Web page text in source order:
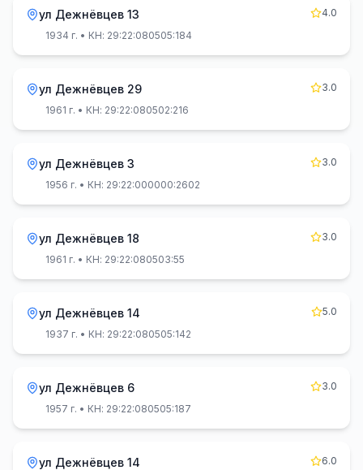
ул Дежнёвцев 13
4.0
1934 г. • КН: 29:22:080505:184
ул Дежнёвцев 29
3.0
1961 г. • КН: 29:22:080502:216
ул Дежнёвцев 3
3.0
1956 г. • КН: 29:22:000000:2602
ул Дежнёвцев 18
3.0
1961 г. • КН: 29:22:080503:55
ул Дежнёвцев 14
5.0
1937 г. • КН: 29:22:080505:142
ул Дежнёвцев 6
3.0
1957 г. • КН: 29:22:080505:187
ул Дежнёвцев 14
6.0